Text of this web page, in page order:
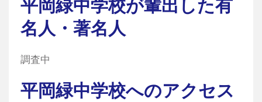
平岡緑中学校が輩出した有
名人・著名人
調査中
平岡緑中学校へのアクセス